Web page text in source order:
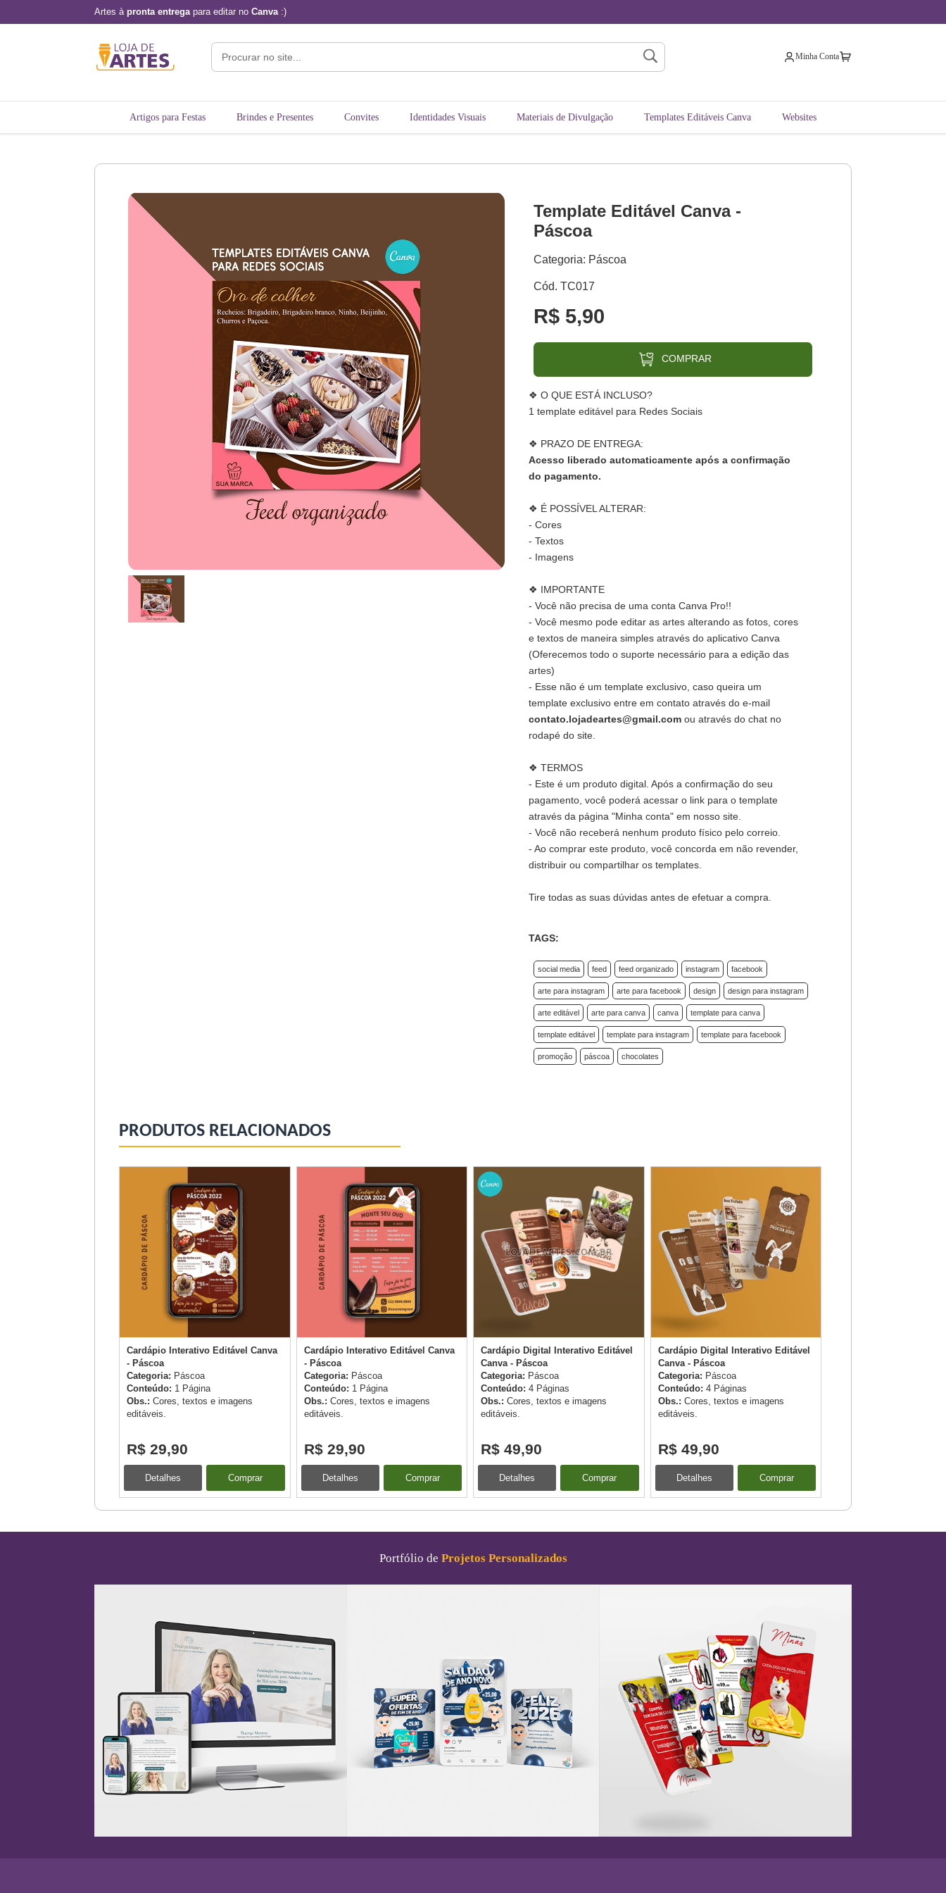
Artes à pronta entregapara editar noCanva:)
Minha Conta
Artigos para Festas Brindes e Presentes Convites Identidades Visuais Materiais de Divulgação Templates Editáveis Canva Websites
Template Editável Canva -
Páscoa
Categoria: Páscoa
Cód. TC017
R$ 5,90
COMPRAR
❖ O QUE ESTÁ INCLUSO?
1 template editável para Redes Sociais
❖ PRAZO DE ENTREGA:
Acesso liberado automaticamente após a confirmação
do pagamento.
❖ É POSSÍVEL ALTERAR:
- Cores
- Textos
- Imagens
❖ IMPORTANTE
- Você não precisa de uma conta Canva Pro!!
- Você mesmo pode editar as artes alterando as fotos, cores
e textos de maneira simples através do aplicativo Canva
(Oferecemos todo o suporte necessário para a edição das
artes)
- Esse não é um template exclusivo, caso queira um
template exclusivo entre em contato através do e-mail
contato.lojadeartes@gmail.comou através do chat no
rodapé do site.
❖ TERMOS
- Este é um produto digital. Após a confirmação do seu
pagamento, você poderá acessar o link para o template
através da página "Minha conta" em nosso site.
- Você não receberá nenhum produto físico pelo correio.
- Ao comprar este produto, você concorda em não revender,
distribuir ou compartilhar os templates.
Tire todas as suas dúvidas antes de efetuar a compra.
TAGS:
social media feed feed organizado instagram facebook
arte para instagram arte para facebook design design para instagram
arte editável arte para canva canva template para canva
template editável template para instagram template para facebook
promoção páscoa chocolates
PRODUTOS RELACIONADOS
Cardápio Interativo Editável Canva
- Páscoa
Categoria: Páscoa
Conteúdo: 1 Página
Obs.: Cores, textos e imagens
editáveis.
R$ 29,90
Detalhes Comprar
Cardápio Interativo Editável Canva
- Páscoa
Categoria: Páscoa
Conteúdo: 1 Página
Obs.: Cores, textos e imagens
editáveis.
R$ 29,90
Detalhes Comprar
Cardápio Digital Interativo Editável
Canva - Páscoa
Categoria: Páscoa
Conteúdo: 4 Páginas
Obs.: Cores, textos e imagens
editáveis.
R$ 49,90
Detalhes Comprar
Cardápio Digital Interativo Editável
Canva - Páscoa
Categoria: Páscoa
Conteúdo: 4 Páginas
Obs.: Cores, textos e imagens
editáveis.
R$ 49,90
Detalhes Comprar
Portfólio de Projetos Personalizados